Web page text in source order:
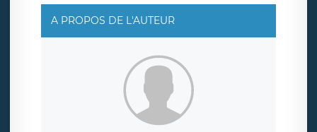
rue Léopold Sédar Senghor, joignable à l’adresse mail :
responsabledetraitement@legavox.fr. Vous avez
également le droit d’introduire une réclamation auprès
d’une autorité de contrôle.
A PROPOS DE L'AUTEUR